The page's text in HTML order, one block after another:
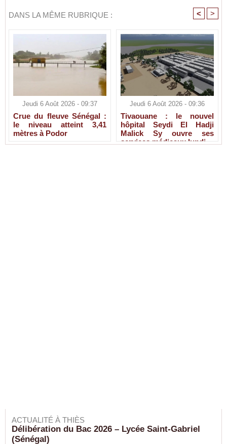
DANS LA MÊME RUBRIQUE : < >
Jeudi 6 Août 2026 - 09:37
Crue du fleuve Sénégal :
le niveau atteint 3,41
mètres à Podor
Jeudi 6 Août 2026 - 09:36
Tivaouane : le nouvel
hôpital Seydi El Hadji
Malick Sy ouvre ses
services médicaux lundi
ACTUALITÉ À THIÈS
Délibération du Bac 2026 – Lycée Saint-Gabriel
(Sénégal)